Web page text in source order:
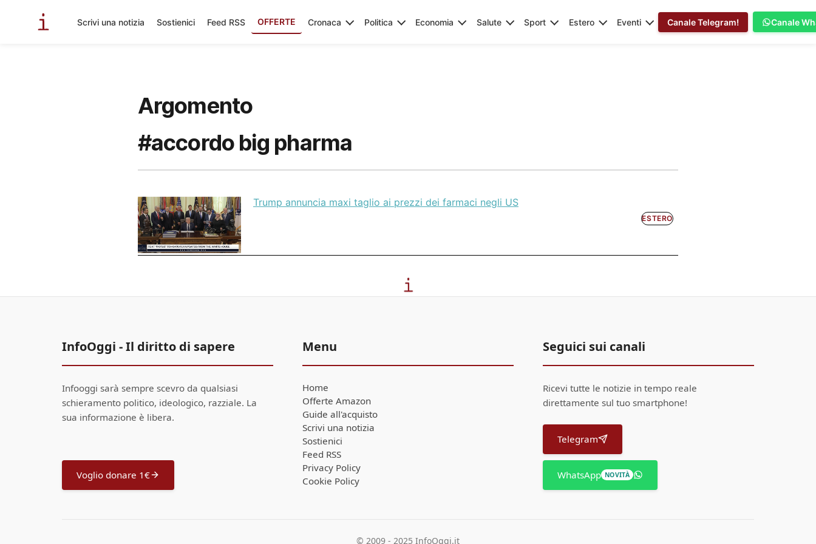
Scrivi una notizia Sostienici Feed RSS OFFERTE Cronaca Politica Economia Salute Sport Estero Eventi Canale Telegram! Canale
Argomento
#accordo big pharma
Trump annuncia maxi taglio ai prezzi dei farmaci negli US
ESTERO
InfoOggi - Il diritto di sapere
Infooggi sarà sempre scevro da qualsiasi
schieramento politico, ideologico, razziale. La
sua informazione è libera.
Voglio donare 1€
Menu
Home
Offerte Amazon
Guide all'acquisto
Scrivi una notizia
Sostienici
Feed RSS
Privacy Policy
Cookie Policy
Seguici sui canali
Ricevi tutte le notizie in tempo reale
direttamente sul tuo smartphone!
Telegram
WhatsApp NOVITÀ
© 2009 - 2025 InfoOggi.it